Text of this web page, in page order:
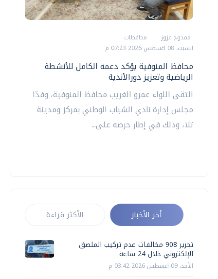
ممدوح عزوز
محافظات
السبت، 08 اغسطس 2026 07:23 م
محافظ المنوفية يؤكد دعمه الكامل للأنشطة
الرياضية وتعزيز دورالأندية
التقى اللواء عمرو الغريب محافظ المنوفية، وفدًا
مجلس إدارة نادي الشباب الوطني بمركز ومدينة
تلا، وذلك في إطار حرصه على...
أخر الأخبار الأكثر قراءة
تحرير 908 مخالفات عدم تركيب الملصق
الإلكتروني خلال 24 ساعة
الأحد، 09 اغسطس 2026 03:42 م